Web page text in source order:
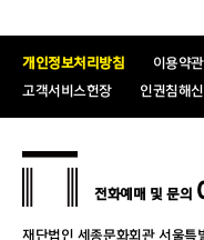
개인정보처리방침 이용약관
고객서비스헌장
인권침해
재단법인 세종문화회관 서울
전화예매 및 문의